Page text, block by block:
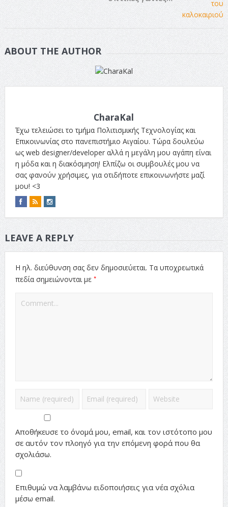
ABOUT THE AUTHOR
CharaKal
Έχω τελειώσει το τμήμα Πολιτισμικής Τεχνολογίας και
Επικοινωνίας στο πανεπιστήμιο Αιγαίου. Τώρα δουλεύω
ως web designer/developer αλλά η μεγάλη μου αγάπη είναι
η μόδα και η διακόσμηση! Ελπίζω οι συμβουλές μου να
σας φανούν χρήσιμες, για οτιδήποτε επικοινωνήστε μαζί
μου! <3
LEAVE A REPLY
Η ηλ. διεύθυνση σας δεν δημοσιεύεται. Τα υποχρεωτικά
πεδία σημειώνονται με *
Αποθήκευσε το όνομά μου, email, και τον ιστότοπο μου
σε αυτόν τον πλοηγό για την επόμενη φορά που θα
σχολιάσω.
Επιθυμώ να λαμβάνω ειδοποιήσεις για νέα σχόλια
μέσω email.